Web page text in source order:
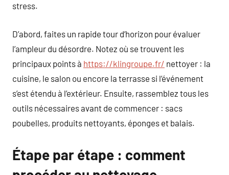
stress.
D’abord, faites un rapide tour d’horizon pour évaluer
l’ampleur du désordre. Notez où se trouvent les
principaux points à https://klingroupe.fr/ nettoyer : la
cuisine, le salon ou encore la terrasse si l’événement
s’est étendu à l’extérieur. Ensuite, rassemblez tous les
outils nécessaires avant de commencer : sacs
poubelles, produits nettoyants, éponges et balais.
Étape par étape : comment